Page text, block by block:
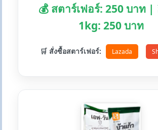
💰 สตาร์เฟอร์: 250 บาท
1kg: 250 บาท
🛒 สั่งซื้อสตาร์เฟอร์: Lazada